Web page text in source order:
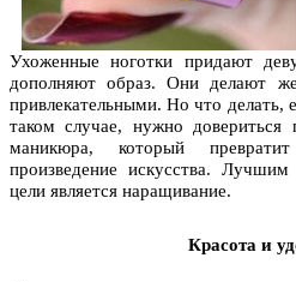
Ухоженные ноготки придают
дополняют образ. Они делают
привлекательными. Но что делать,
таком случае, нужно довериться
маникюра, который
произведение искусства.
цели является наращивание.
Красота и